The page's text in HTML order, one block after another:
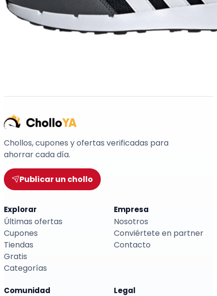
Chollos, cupones y ofertas verificadas para
ahorrar cada día.
Publicar un chollo
Explorar
Últimas ofertas
Cupones
Tiendas
Gratis
Categorías
Empresa
Nosotros
Conviértete en partner
Contacto
Comunidad Legal